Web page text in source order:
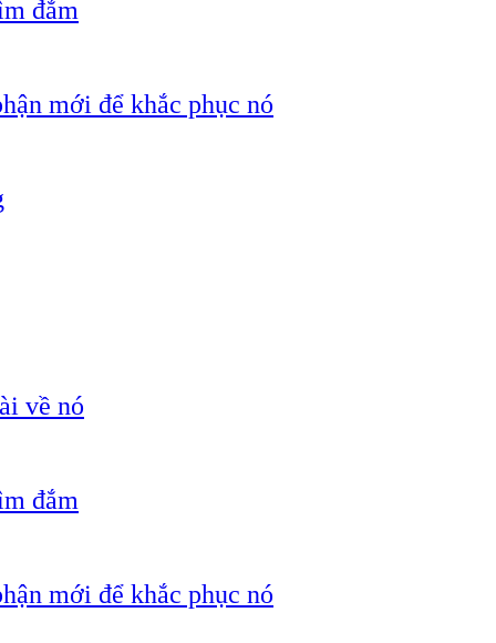
đắm
mới để khắc phục nó
về nó
đắm
mới để khắc phục nó